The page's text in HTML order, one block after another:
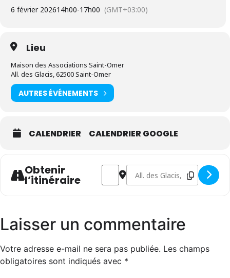
6 février 202614h00-17h00 (GMT+03:00)
Lieu
Maison des Associations Saint-Omer
All. des Glacis, 62500 Saint-Omer
AUTRES ÉVÉNEMENTS
CALENDRIER CALENDRIER GOOGLE
Obtenir
l’itinéraire
Address - Forum des métiers de la
Destination Address - Forum
Laisser un commentaire
Votre adresse e-mail ne sera pas publiée. Les champs
obligatoires sont indiqués avec *